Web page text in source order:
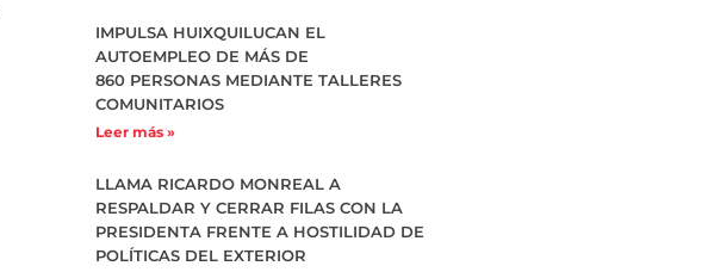
IMPULSA HUIXQUILUCAN EL
AUTOEMPLEO DE MÁS DE
860 PERSONAS MEDIANTE TALLERES
COMUNITARIOS
Leer más »
LLAMA RICARDO MONREAL A
RESPALDAR Y CERRAR FILAS CON LA
PRESIDENTA FRENTE A HOSTILIDAD DE
POLÍTICAS DEL EXTERIOR